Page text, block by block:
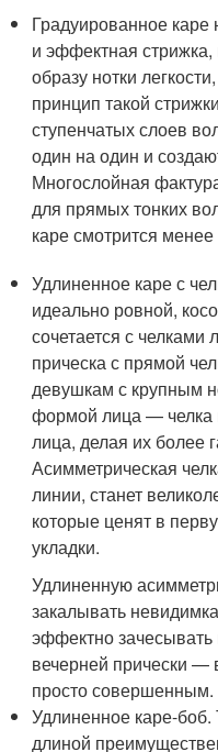
Градуированное
и эффектная
образу нотки
принцип такой
ступенчатых слоев
один на один и
Многослойная
для прямых тонких
каре смотрится
Удлиненное каре с
идеально ровной,
сочетается с
прическа с прямой
девушкам с крупным
формой лица — челка
лица, делая их более
Асимметрическая
линии, станет
которые ценят в
укладки.
Удлиненную
закалывать
эффектно
вечерней прически —
просто совершенным.
Удлиненное каре-боб.
длиной